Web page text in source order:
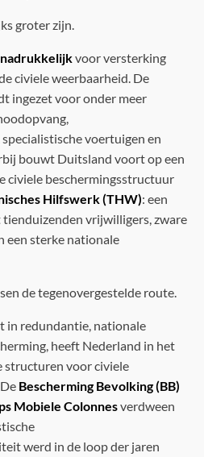
groter zijn.
voor versterking
civiele weerbaarheid. De
ingezet voor onder meer
voertuigen en
bouwt Duitsland voort op een
civiele beschermingsstructuur
Hilfswerk (THW): een
vrijwilligers, zware
een sterke nationale
de tegenovergestelde route.
in redundantie, nationale
heeft Nederland in het
structuren voor civiele
Bescherming Bevolking (BB)
Mobiele Colonnesverdween
werd in de loop der jaren